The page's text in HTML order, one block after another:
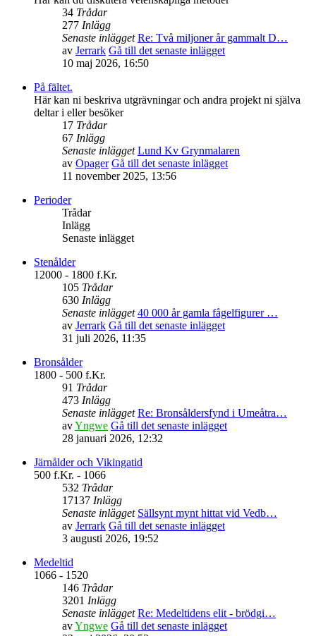
34 Trådar
277 Inlägg
Senaste inlägget Re: Två miljoner år gammalt D…
av Jerrark Gå till det senaste inlägget
10 maj 2026, 16:50
På fältet.
Här kan ni beskriva utgrävningar och andra projekt ni själva
deltar i eller besöker
17 Trådar
67 Inlägg
Senaste inlägget Lund Kv Grynmalaren
av Opager Gå till det senaste inlägget
11 november 2025, 13:56
Perioder
Trådar
Inlägg
Senaste inlägget
Stenålder
12000 - 1800 f.Kr.
105 Trådar
630 Inlägg
Senaste inlägget 40 000 år gamla fågelfigurer …
av Jerrark Gå till det senaste inlägget
31 juli 2026, 11:35
Bronsålder
1800 - 500 f.Kr.
91 Trådar
473 Inlägg
Senaste inlägget Re: Bronsåldersfynd i Umeåtra…
avYngwe Gå till det senaste inlägget
28 januari 2026, 12:32
Järnålder och Vikingatid
500 f.Kr. - 1066
532 Trådar
17137 Inlägg
Senaste inlägget Sällsynt mynt hittat vid Vedb…
av Jerrark Gå till det senaste inlägget
3 augusti 2026, 19:52
Medeltid
1066 - 1520
146 Trådar
3201 Inlägg
Senaste inlägget Re: Medeltidens elit - brödgi…
avYngwe Gå till det senaste inlägget